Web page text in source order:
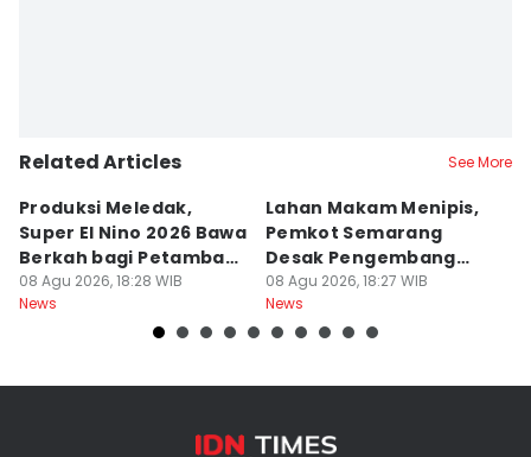
Related Articles See More
Produksi Meledak,
Super El Nino 2026 Bawa
Berkah bagi Petambak
Garam
08 Agu 2026, 18:28 WIB
News
Lahan Makam Menipis,
Pemkot Semarang
Desak Pengembang
Serahkan PSU
08 Agu 2026, 18:27 WIB
News